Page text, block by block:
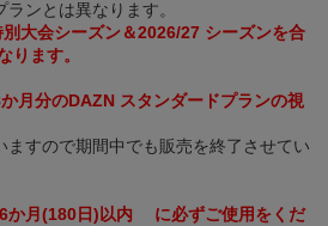
ンとは異なります。
大会シーズン＆2026/27 シーズンを合
ります。
月分のDAZN スタンダードプランの視
すので期間中でも販売を終了させてい
6か月(180日)以内 に必ずご使用をくだ